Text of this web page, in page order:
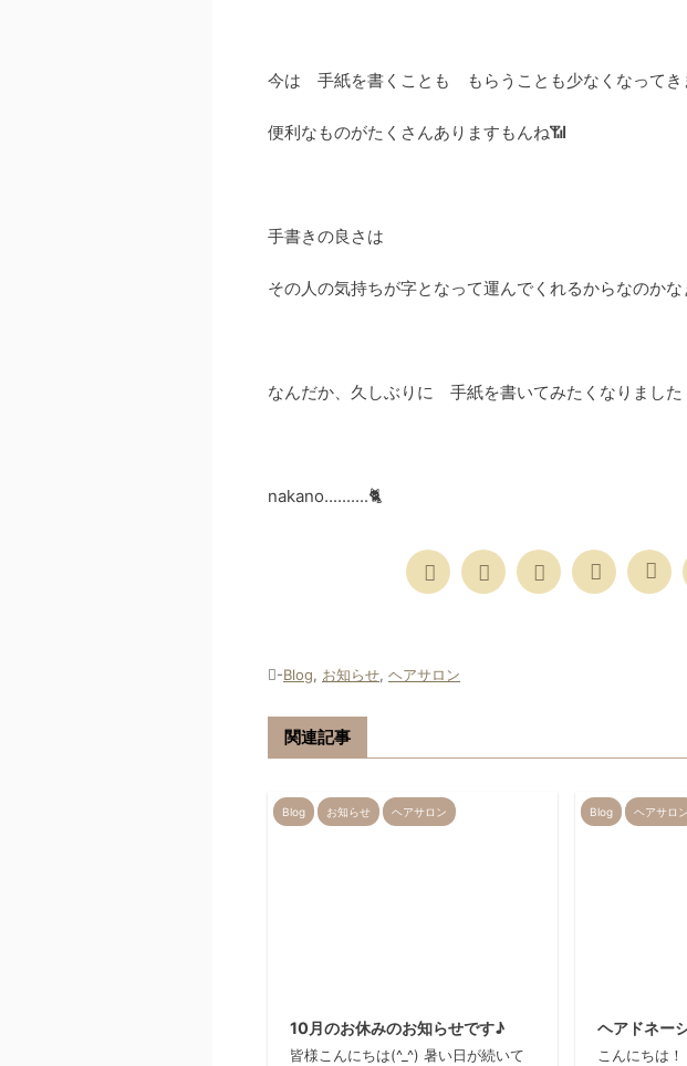
今は 手紙を書くことも もらうことも少なくなって
便利なものがたくさんありますもんね📶
手書きの良さは
その人の気持ちが字となって運んでくれるからなのかな
なんだか、久しぶりに 手紙を書いてみたくなりまし
nakano..........🐈
-Blog, お知らせ, ヘアサロン
関連記事
Blog お知らせ ヘアサロン
10月のお休みのお知らせです♪
皆様こんにちは(^_^) 暑い日が続いて
Blog ヘアサロン
ヘアドネー
こんにちは